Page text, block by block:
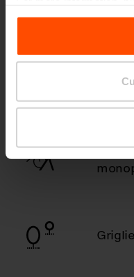
the Processing
Tavoli